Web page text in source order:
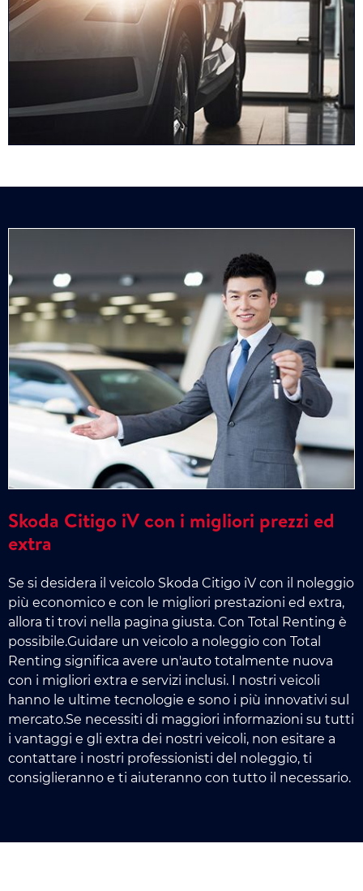
Skoda Citigo iV con i migliori prezzi ed
extra
Se si desidera il veicolo Skoda Citigo iV con il noleggio
più economico e con le migliori prestazioni ed extra,
allora ti trovi nella pagina giusta. Con Total Renting è
possibile.Guidare un veicolo a noleggio con Total
Renting significa avere un'auto totalmente nuova
con i migliori extra e servizi inclusi. I nostri veicoli
hanno le ultime tecnologie e sono i più innovativi sul
mercato.Se necessiti di maggiori informazioni su tutti
i vantaggi e gli extra dei nostri veicoli, non esitare a
contattare i nostri professionisti del noleggio, ti
consiglieranno e ti aiuteranno con tutto il necessario.